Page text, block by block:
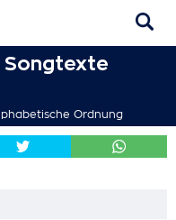
Songtexte
Ordnung